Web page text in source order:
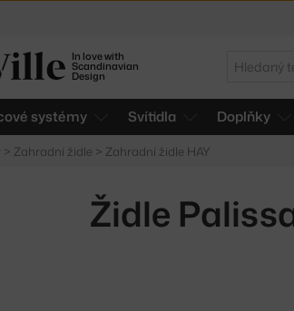
In love with
Scandinavian
Design
Hledat
systémy Svítidla Doplňky
> Zahradní židle > Zahradní židle HAY
Židle